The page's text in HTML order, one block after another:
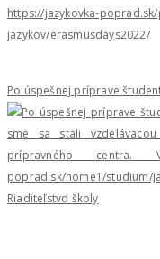
Po úspešnej príprave